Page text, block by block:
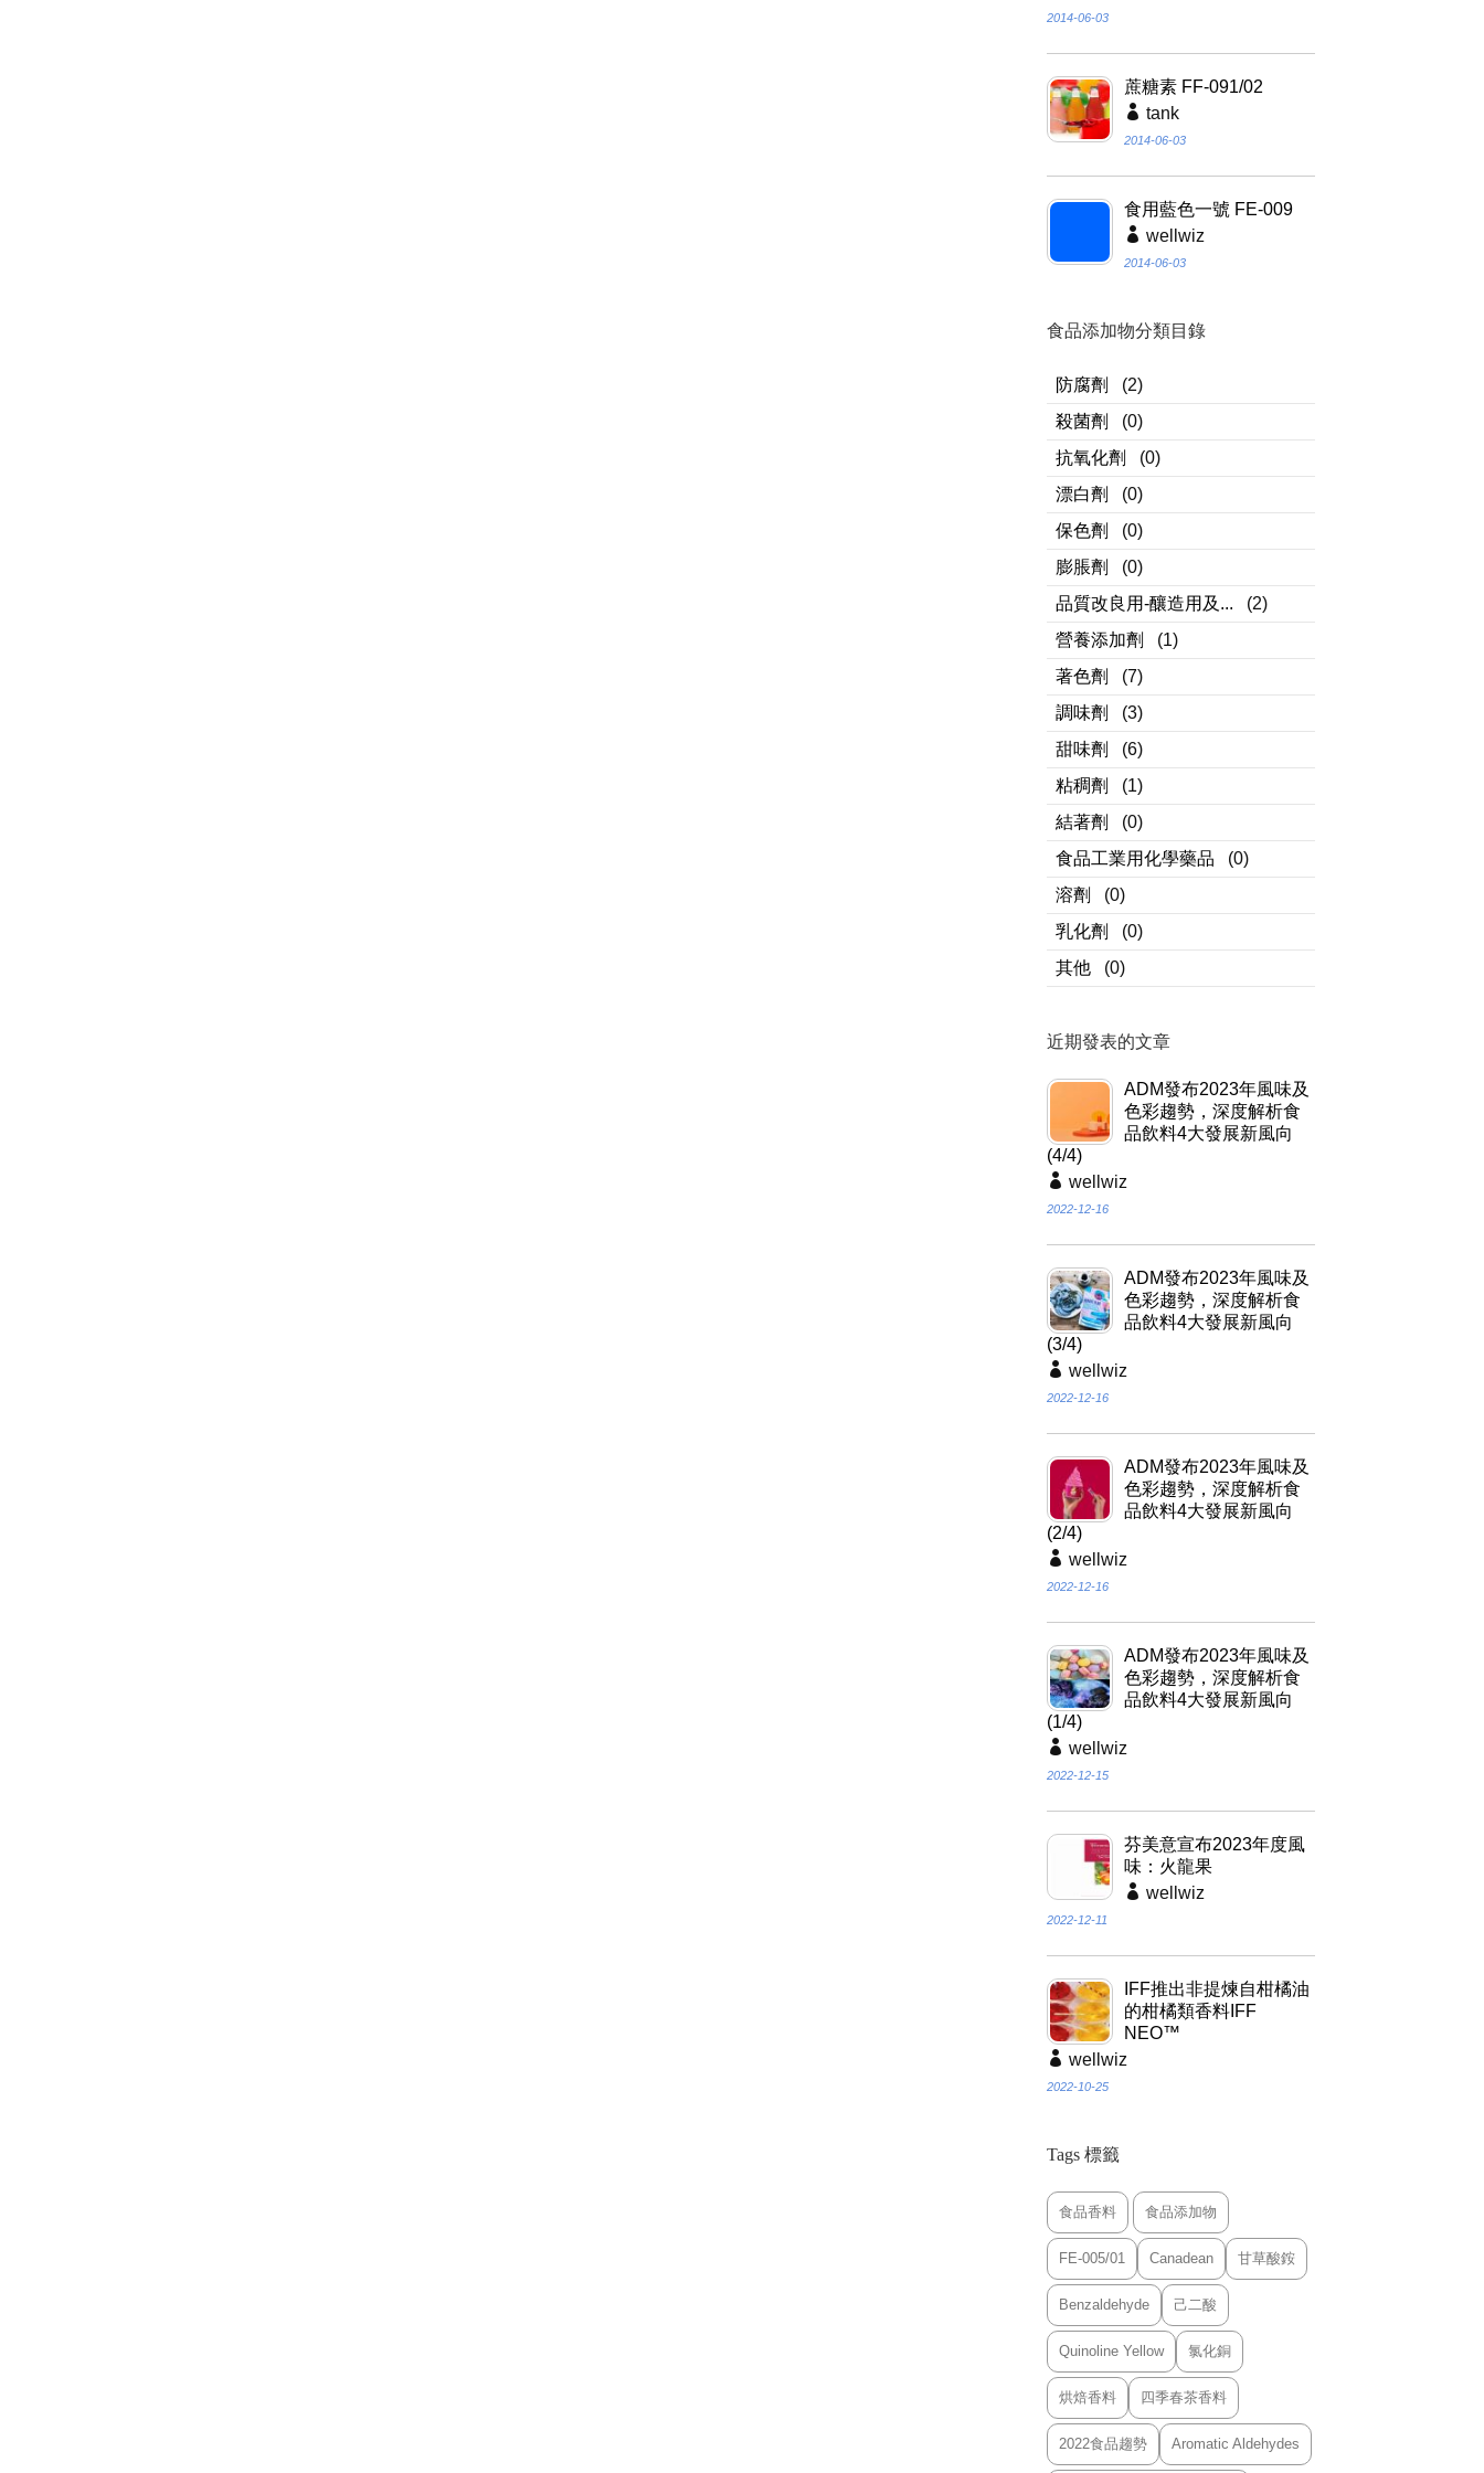
2014-06-03
蔗糖素 FF-091/02
tank
2014-06-03
食用藍色一號 FE-009
wellwiz
2014-06-03
食品添加物分類目錄
防腐劑
(2)
殺菌劑
(0)
抗氧化劑
(0)
漂白劑
(0)
保色劑
(0)
膨脹劑
(0)
品質改良用-釀造用及...
(2)
營養添加劑
(1)
著色劑
(7)
調味劑
(3)
甜味劑
(6)
粘稠劑
(1)
結著劑
(0)
食品工業用化學藥品
(0)
溶劑
(0)
乳化劑
(0)
其他
(0)
近期發表的文章
ADM發布2023年風味及
色彩趨勢，深度解析食
品飲料4大發展新風向
(4/4)
wellwiz
2022-12-16
ADM發布2023年風味及
色彩趨勢，深度解析食
品飲料4大發展新風向
(3/4)
wellwiz
2022-12-16
ADM發布2023年風味及
色彩趨勢，深度解析食
品飲料4大發展新風向
(2/4)
wellwiz
2022-12-16
ADM發布2023年風味及
色彩趨勢，深度解析食
品飲料4大發展新風向
(1/4)
wellwiz
2022-12-15
芬美意宣布2023年度風
味：火龍果
wellwiz
2022-12-11
IFF推出非提煉自柑橘油
的柑橘類香料IFF
NEO™
wellwiz
2022-10-25
Tags 標籤
食品香料 食品添加物
FE-005/01 Canadean 甘草酸銨
Benzaldehyde 己二酸
Quinoline Yellow 氯化銅
烘焙香料 四季春茶香料
2022食品趨勢 Aromatic Aldehydes